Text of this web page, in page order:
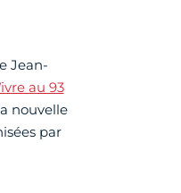
Jean-
au 93
nouvelle
par